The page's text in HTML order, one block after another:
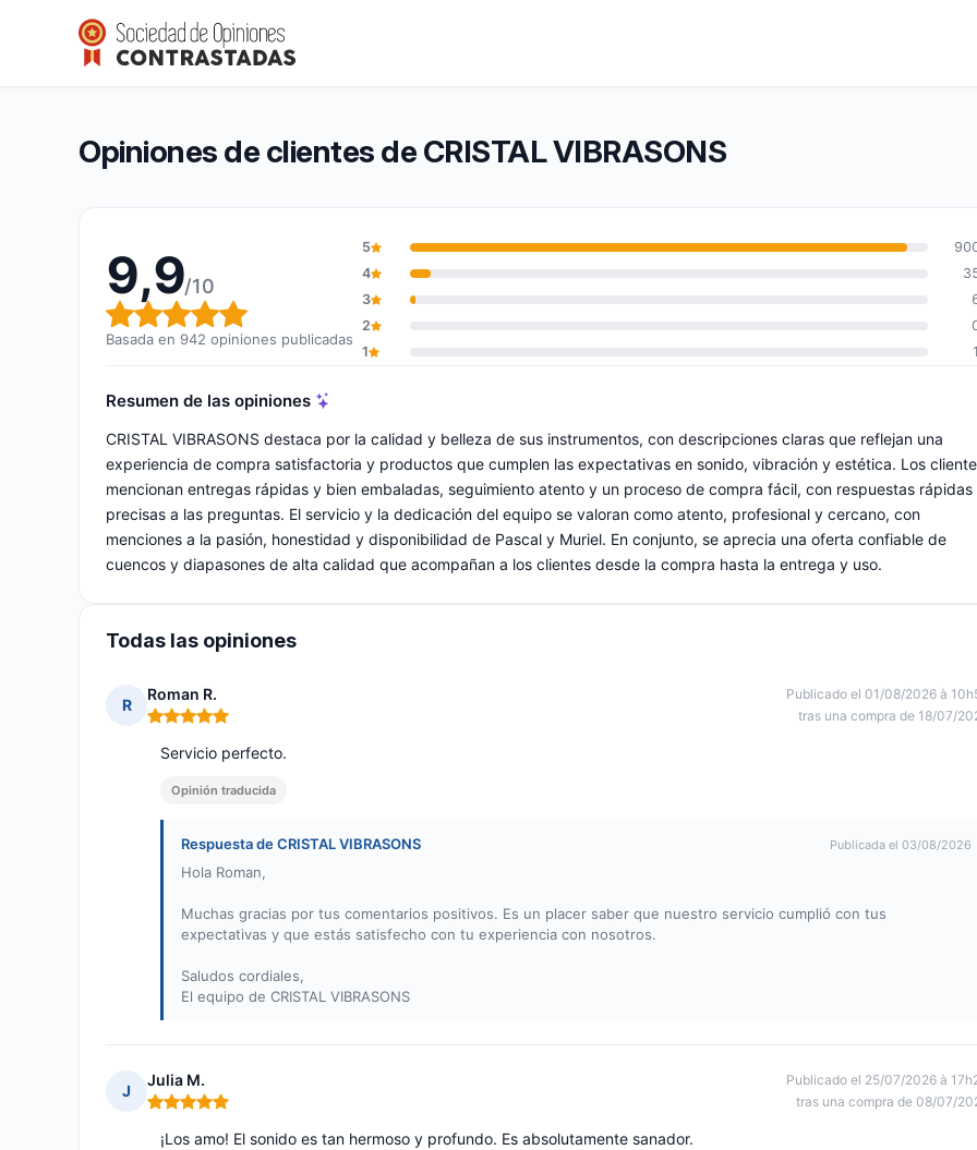
CRISTAL VIBRASONS
Calificación global: 9,9 de 10
9,9/10(942 opiniones)
Opiniones de clientes de CRISTAL VIBRASONS
9,9/10
Calificación global: 9,9 de 10
Basada en 942 opiniones publicadas
5
4
3
2
1
1
Resumen de las opiniones
CRISTAL VIBRASONS destaca por la calidad y belleza de sus instrumentos, con descripciones claras que reflejan una
experiencia de compra satisfactoria y productos que cumplen las expectativas en sonido, vibración y estética. Los
mencionan entregas rápidas y bien embaladas, seguimiento atento y un proceso de compra fácil, con respuestas rápidas
precisas a las preguntas. El servicio y la dedicación del equipo se valoran como atento, profesional y cercano, con
menciones a la pasión, honestidad y disponibilidad de Pascal y Muriel. En conjunto, se aprecia una oferta confiable de
cuencos y diapasones de alta calidad que acompañan a los clientes desde la compra hasta la entrega y uso.
Todas las opiniones
R
Roman R.
Nota: 5 de 5
Publicado el 01/08/2026 à
tras una compra de 18/07/
Servicio perfecto.
Opinión traducida
Respuesta de CRISTAL VIBRASONS Publicada el 03/08/2026
Hola Roman,
Muchas gracias por tus comentarios positivos. Es un placer saber que nuestro servicio cumplió con tus
expectativas y que estás satisfecho con tu experiencia con nosotros.
Saludos cordiales,
El equipo de CRISTAL VIBRASONS
J
Julia M.
Nota: 5 de 5
Publicado el 25/07/2026 à
tras una compra de 08/07/
¡Los amo! El sonido es tan hermoso y profundo. Es absolutamente sanador.